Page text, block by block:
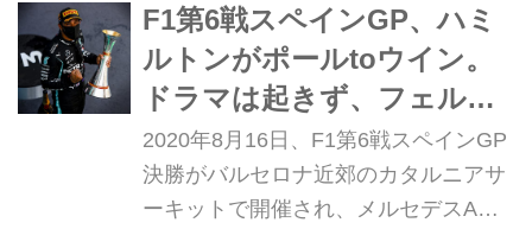
F1第6戦スペインGP、ハミ
ルトンがポールtoウイン。
ドラマは起きず、フェルス
タッペンは2位【モータース
ポーツ】
2020年8月16日、F1第6戦スペインGP
決勝がバルセロナ近郊のカタルニアサ
ーキットで開催され、メルセデスAMG